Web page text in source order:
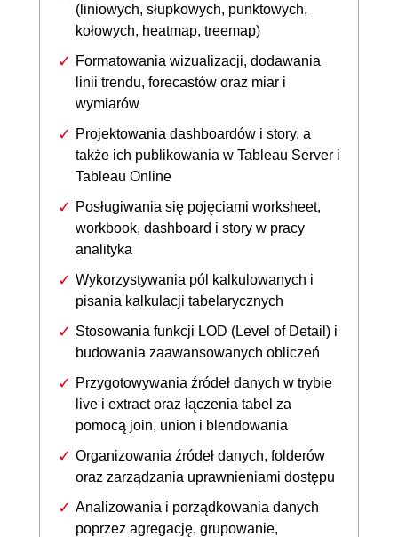
(liniowych, słupkowych, punktowych,
kołowych, heatmap, treemap)
Formatowania wizualizacji, dodawania
linii trendu, forecastów oraz miar i
wymiarów
Projektowania dashboardów i story, a
także ich publikowania w Tableau Server i
Tableau Online
Posługiwania się pojęciami worksheet,
workbook, dashboard i story w pracy
analityka
Wykorzystywania pól kalkulowanych i
pisania kalkulacji tabelarycznych
Stosowania funkcji LOD (Level of Detail) i
budowania zaawansowanych obliczeń
Przygotowywania źródeł danych w trybie
live i extract oraz łączenia tabel za
pomocą join, union i blendowania
Organizowania źródeł danych, folderów
oraz zarządzania uprawnieniami dostępu
Analizowania i porządkowania danych
poprzez agregację, grupowanie,